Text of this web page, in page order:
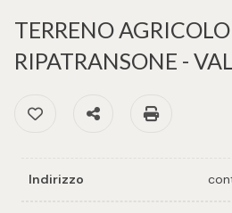
TERRENO
RIPATRANSONE -
Preferiti: Cod. 33608
Condividi
Indirizzo
Richiedi
immobile
vendi il
Provincia
Comune